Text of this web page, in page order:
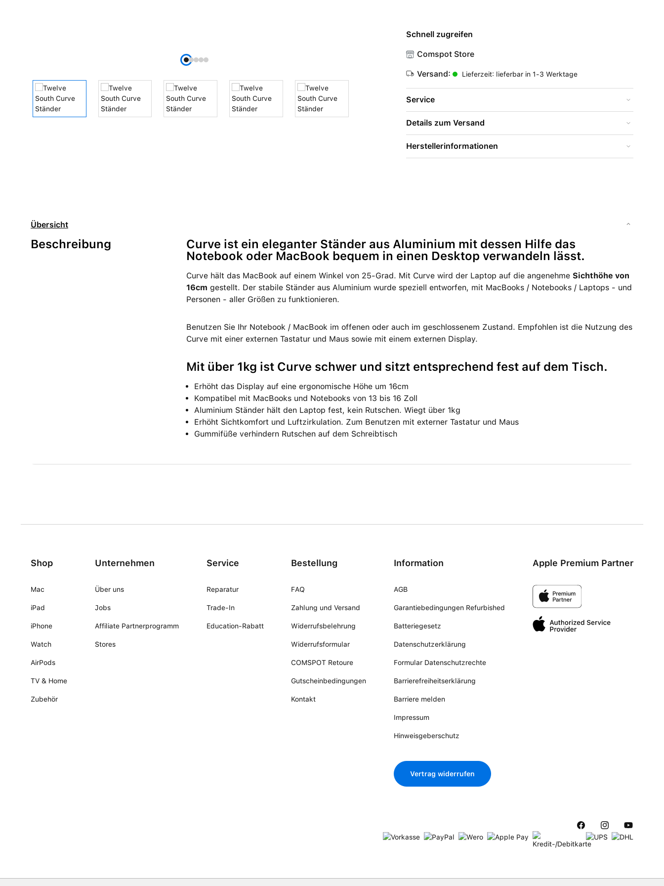
Schnell zugreifen
Comspot Store
Versand: Lieferzeit: lieferbar in 1-3 Werktage
Service
Details zum Versand
Herstellerinformationen
Übersicht
Beschreibung
Curve ist ein eleganter Ständer aus Aluminium mit dessen Hilfe das
Notebook oder MacBook bequem in einen Desktop verwandeln lässt.
Curve hält das MacBook auf einem Winkel von 25-Grad. Mit Curve wird der Laptop auf die angenehme Sichthöhe von
16cm gestellt. Der stabile Ständer aus Aluminium wurde speziell entworfen, mit MacBooks / Notebooks / Laptops - und
Personen - aller Größen zu funktionieren.
Benutzen Sie Ihr Notebook / MacBook im offenen oder auch im geschlossenem Zustand. Empfohlen ist die Nutzung des
Curve mit einer externen Tastatur und Maus sowie mit einem externen Display.
Mit über 1kg ist Curve schwer und sitzt entsprechend fest auf dem Tisch.
Erhöht das Display auf eine ergonomische Höhe um 16cm
Kompatibel mit MacBooks und Notebooks von 13 bis 16 Zoll
Aluminium Ständer hält den Laptop fest, kein Rutschen. Wiegt über 1kg
Erhöht Sichtkomfort und Luftzirkulation. Zum Benutzen mit externer Tastatur und Maus
Gummifüße verhindern Rutschen auf dem Schreibtisch
Shop
Mac
iPad
iPhone
Watch
AirPods
TV & Home
Zubehör
Unternehmen
Über uns
Jobs
Affiliate Partnerprogramm
Stores
Service
Reparatur
Trade-In
Education-Rabatt
Bestellung
FAQ
Zahlung und Versand
Widerrufsbelehrung
Widerrufsformular
COMSPOT Retoure
Gutscheinbedingungen
Kontakt
Information
AGB
Garantiebedingungen Refurbished
Batteriegesetz
Datenschutzerklärung
Formular Datenschutzrechte
Barrierefreiheitserklärung
Barriere melden
Impressum
Hinweisgeberschutz
Vertrag widerrufen
Apple Premium Partner